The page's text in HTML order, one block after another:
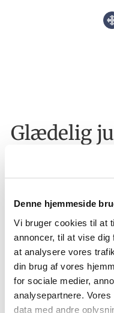
Denne hjemmeside
Vi bruger cookies til at
annoncer, til at vise
at analysere vores
din brug af vores
for sociale medier,
analysepartnere.
data med andre
Glædelig